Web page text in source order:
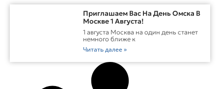
Приглашаем Вас На День Омска В
Москве 1 Августа!
1 августа Москва на один день станет
немного ближе к
Читать далее »